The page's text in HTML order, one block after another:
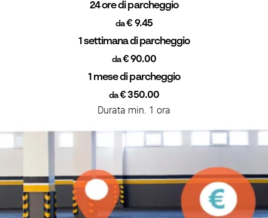
24 ore di parcheggio
da€ 9.45
1 settimana di parcheggio
da€ 90.00
1 mese di parcheggio
da€ 350.00
Durata min. 1 ora